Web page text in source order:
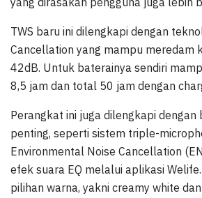
TWS baru ini dilengkapi dengan
Cancellation yang mampu meredam
42dB. Untuk baterainya sendiri
8,5 jam dan total 50 jam dengan
Perangkat ini juga dilengkapi
penting, seperti sistem triple-
Environmental Noise Cancellation
efek suara EQ melalui aplikasi
pilihan warna, yakni creamy white